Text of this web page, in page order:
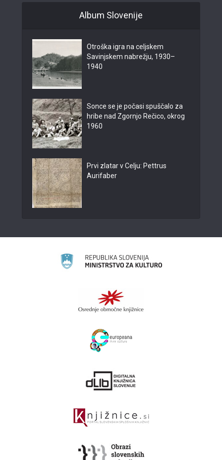
Album Slovenije
Otroška igra na celjskem
Savinjskem nabrežju, 1930–
1940
Sonce se je počasi spuščalo za
hribe nad Zgornjo Rečico, okrog
1960
Prvi zlatar v Celju: Pettrus
Aurifaber